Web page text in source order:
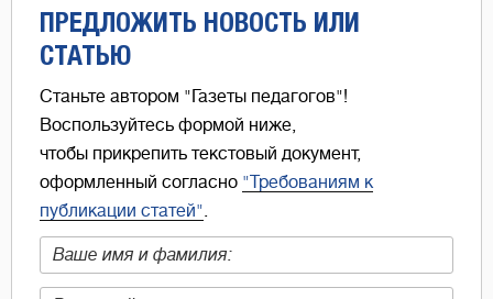
ПРЕДЛОЖИТЬ НОВОСТЬ ИЛИ
СТАТЬЮ
Станьте автором "Газеты педагогов"!
Воспользуйтесь формой ниже,
чтобы прикрепить текстовый документ,
оформленный согласно "Требованиям к
публикации статей"